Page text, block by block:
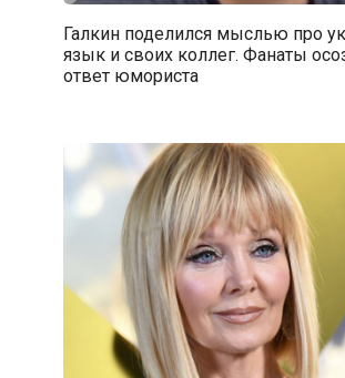
Галкин поделился мыслью про
язык и своих коллег. Фанаты
ответ юмориста